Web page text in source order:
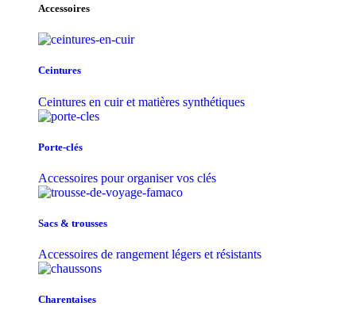
Accessoires
Ceintures
Ceintures en cuir et matières synthétiques
Porte-clés
Accessoires pour organiser vos clés
Sacs & trousse​s
Accessoires de rangement légers et résistants
Charentaises